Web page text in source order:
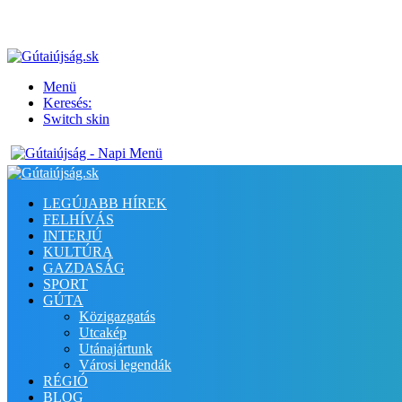
Menü
Keresés:
Switch skin
LEGÚJABB HÍREK
FELHÍVÁS
INTERJÚ
KULTÚRA
GAZDASÁG
SPORT
GÚTA
Közigazgatás
Utcakép
Utánajártunk
Városi legendák
RÉGIÓ
BLOG